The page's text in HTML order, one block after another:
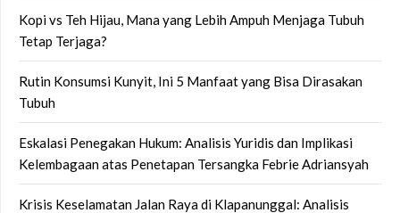
Kopi vs Teh Hijau, Mana yang Lebih Ampuh Menjaga Tubuh
Tetap Terjaga?
Rutin Konsumsi Kunyit, Ini 5 Manfaat yang Bisa Dirasakan
Tubuh
Eskalasi Penegakan Hukum: Analisis Yuridis dan Implikasi
Kelembagaan atas Penetapan Tersangka Febrie Adriansyah
Krisis Keselamatan Jalan Raya di Klapanunggal: Analisis